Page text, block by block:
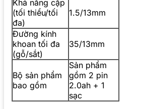
Khả năng cặp
(tối thiểu/tối
đa)
1.5/13mm
Đường kính
khoan tối đa
(gỗ/sắt)
35/13mm
Bộ sản phẩm
bao gồm
Sản phẩm
gồm 2 pin
2.0ah + 1
sạc